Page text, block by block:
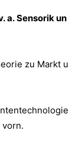
a. Sensorik un
zu Markt u
vorn.